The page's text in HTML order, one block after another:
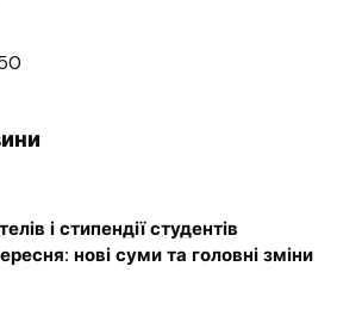
і стипендії студентів
нові суми та головні зміни